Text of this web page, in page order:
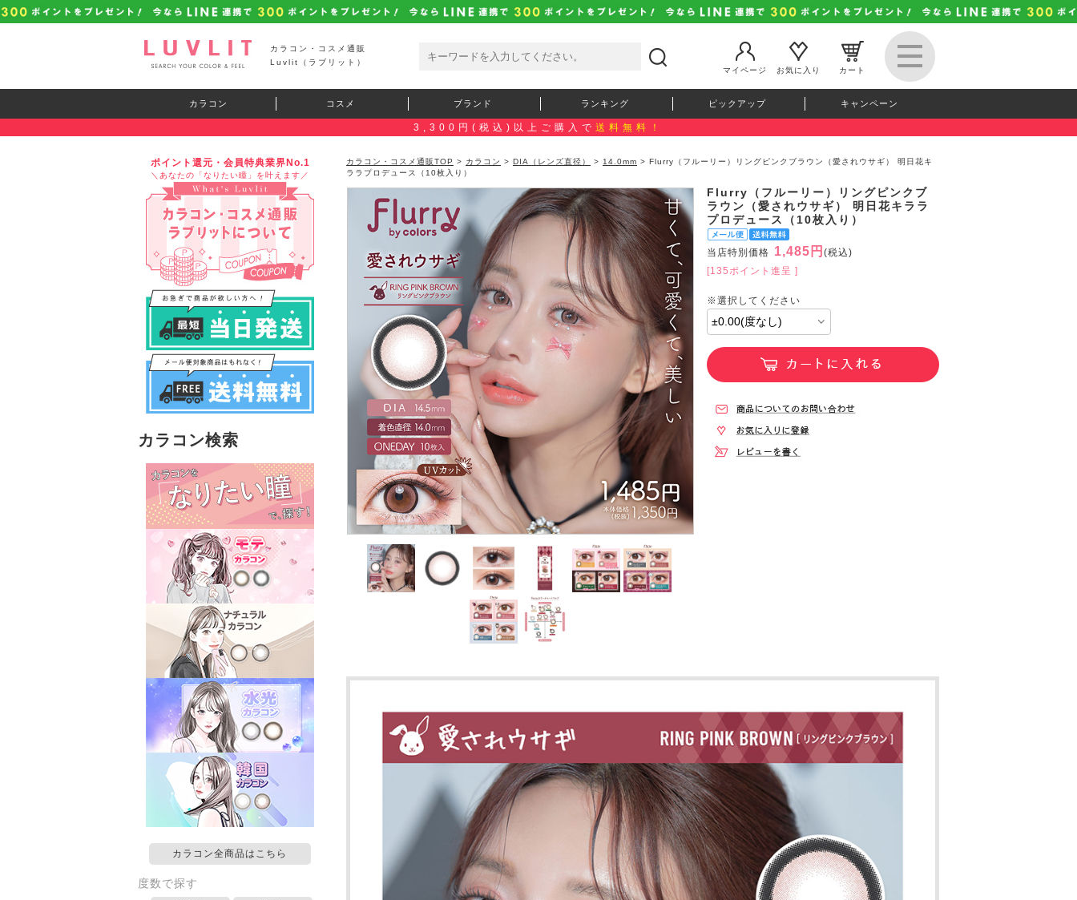
カラコン・コスメ通販
Luvlit（ラブリット）
マイページ
お気に入り カート
カラコン コスメ ブランド ランキング ピックアップ キャンペーン
3,300円(税込)以上ご購入で 送料無料！
ポイント還元・会員特典業界No.1
＼あなたの「なりたい瞳」を叶えます／
カラコン検索
カラコン全商品はこちら
度数で探す
カラコン・コスメ通販TOP > カラコン > DIA（レンズ直径） > 14.0mm > Flurry（フルーリー）リングピンクブラウン（愛されウサギ） 明日花キ
ララプロデュース（10枚入り）
Flurry（フルーリー）リングピンクブ
ラウン（愛されウサギ） 明日花キララ
プロデュース（10枚入り）
当店特別価格 1,485円 (税込)
[135ポイント進呈 ]